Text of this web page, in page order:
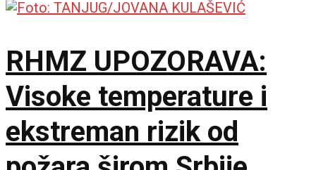
RHMZ UPOZORAVA:
Visoke temperature i
ekstreman rizik od